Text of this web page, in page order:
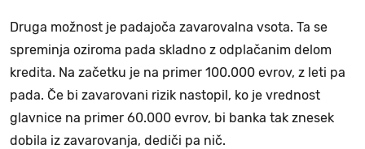
Druga možnost je padajoča zavarovalna vsota. Ta se
spreminja oziroma pada skladno z odplačanim delom
kredita. Na začetku je na primer 100.000 evrov, z leti pa
pada. Če bi zavarovani rizik nastopil, ko je vrednost
glavnice na primer 60.000 evrov, bi banka tak znesek
dobila iz zavarovanja, dediči pa nič.